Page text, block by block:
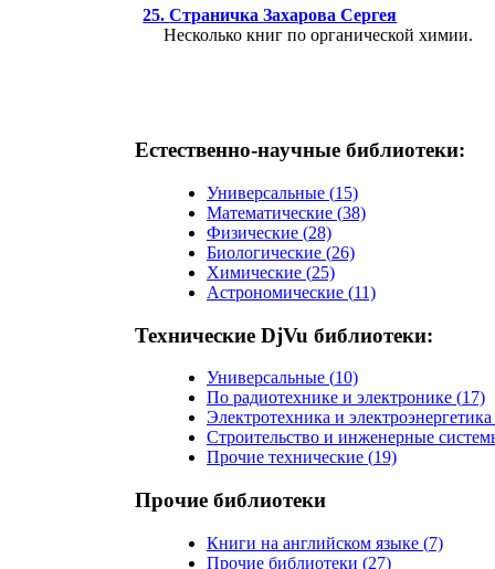
25.Страничка Захарова Сергея
Несколько книг по органической химии.
Естественно-научные библиотеки:
Универсальные (15)
Математические (38)
Физические (28)
Биологические (26)
Химические (25)
Астрономические (11)
Технические DjVu библиотеки:
Универсальные (10)
По радиотехнике и электронике (17)
Электротехника и электроэнергетика
Строительство и инженерные
Прочие технические (19)
Прочие библиотеки
Книги на английском языке (7)
Прочие библиотеки (27)